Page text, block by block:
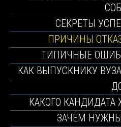
СЕКРЕТЫ
ПРИЧИНЫ
ТИПИЧНЫЕ
КАК ВЫПУСКНИКУ
КАКОГО КАНДИДАТА
ЗАЧЕМ